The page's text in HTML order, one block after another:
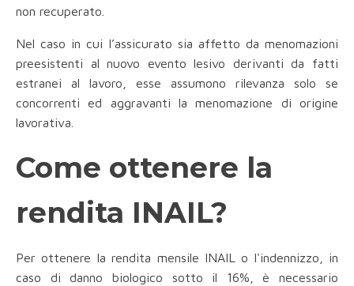
non recuperato.
Nel caso in cui l’assicurato sia affetto da menomazioni
preesistenti al nuovo evento lesivo derivanti da fatti
estranei al lavoro, esse assumono rilevanza solo se
concorrenti ed aggravanti la menomazione di origine
lavorativa.
Come ottenere la
rendita INAIL?
Per ottenere la rendita mensile INAIL o l'indennizzo, in
caso di danno biologico sotto il 16%, è necessario